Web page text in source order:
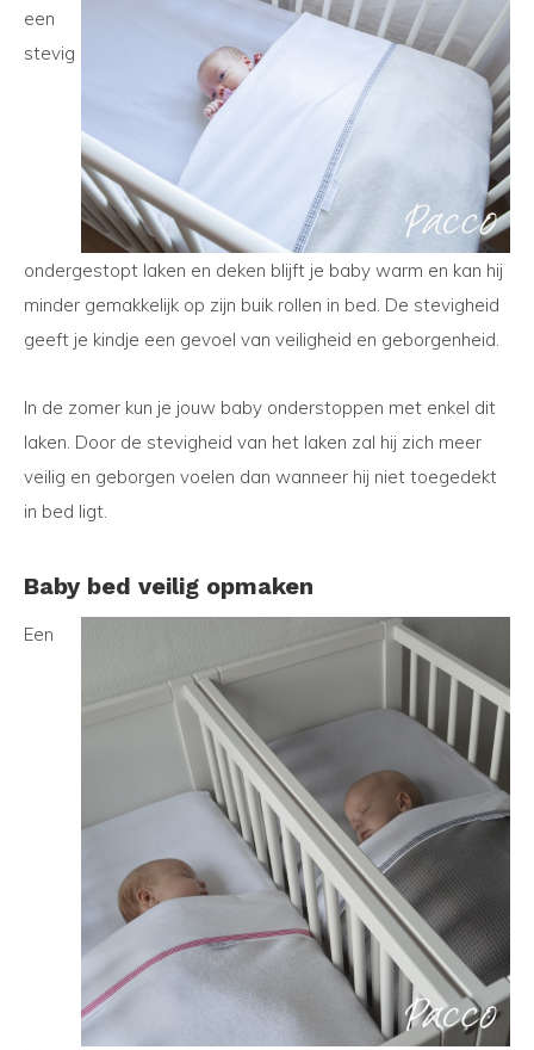
een
stevig
ondergestopt laken en deken blijft je baby warm en kan hij
minder gemakkelijk op zijn buik rollen in bed. De stevigheid
geeft je kindje een gevoel van veiligheid en geborgenheid.
In de zomer kun je jouw baby onderstoppen met enkel dit
laken. Door de stevigheid van het laken zal hij zich meer
veilig en geborgen voelen dan wanneer hij niet toegedekt
in bed ligt.
Baby bed veilig opmaken
Een